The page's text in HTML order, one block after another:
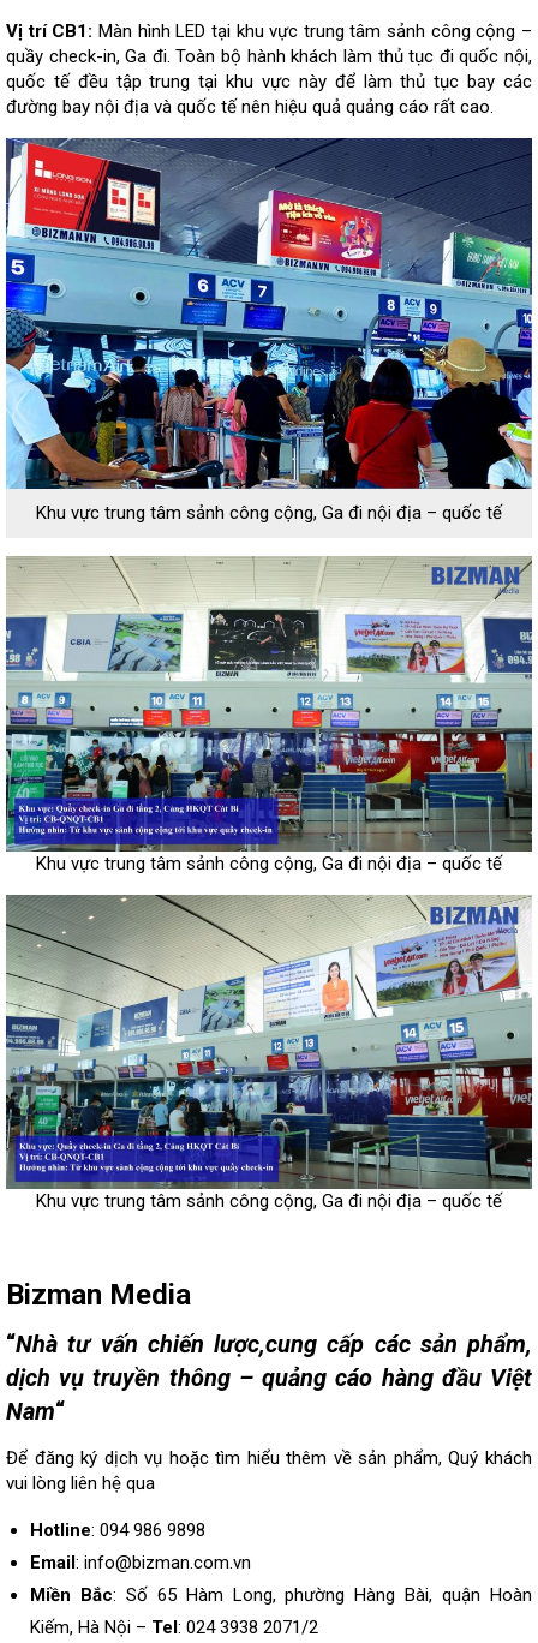
Vị trí CB1: Màn hình LED tại khu vực trung tâm sảnh công cộng –
quầy check-in, Ga đi. Toàn bộ hành khách làm thủ tục đi quốc nội,
quốc tế đều tập trung tại khu vực này để làm thủ tục bay các
đường bay nội địa và quốc tế nên hiệu quả quảng cáo rất cao.
Khu vực trung tâm sảnh công cộng, Ga đi nội địa – quốc tế
Khu vực trung tâm sảnh công cộng, Ga đi nội địa – quốc tế
Khu vực trung tâm sảnh công cộng, Ga đi nội địa – quốc tế
Bizman Media
“Nhà tư vấn chiến lược,cung cấp các sản phẩm,
dịch vụ truyền thông – quảng cáo hàng đầu Việt
Nam“
Để đăng ký dịch vụ hoặc tìm hiểu thêm về sản phẩm, Quý khách
vui lòng liên hệ qua
Hotline: 094 986 9898
Email : info@bizman.com.vn
Miền Bắc: Số 65 Hàm Long, phường Hàng Bài, quận Hoàn
Kiếm, Hà Nội – Tel : 024 3938 2071/2